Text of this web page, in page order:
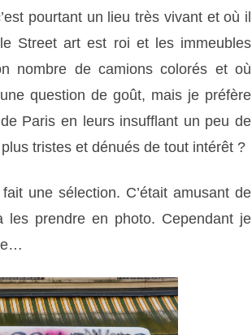
pourtant un lieu très vivant et où il
Street art est roi et les immeubles
nombre de camions colorés et où
question de goût, mais je préfère
Paris en leurs insufflant un peu de
tristes et dénués de tout intérêt ?
une sélection. C’était amusant de
prendre en photo. Cependant je